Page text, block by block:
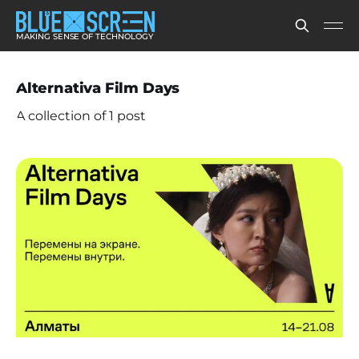
MAKING SENSE OF TECHNOLOGY
Alternativa Film Days
A collection of 1 post